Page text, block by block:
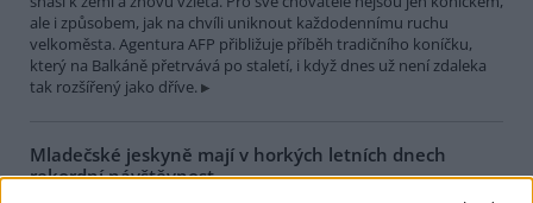
ale i způsobem, jak na chvíli uniknout každodennímu ruchu
velkoměsta. Agentura AFP přibližuje příběh tradičního koníčku,
který na Balkáně přetrvává po staletí, i když dnes už není zdaleka
tak rozšířený jako dříve.
Mladečské jeskyně mají v horkých letních dnech
rekordní návštěvnost